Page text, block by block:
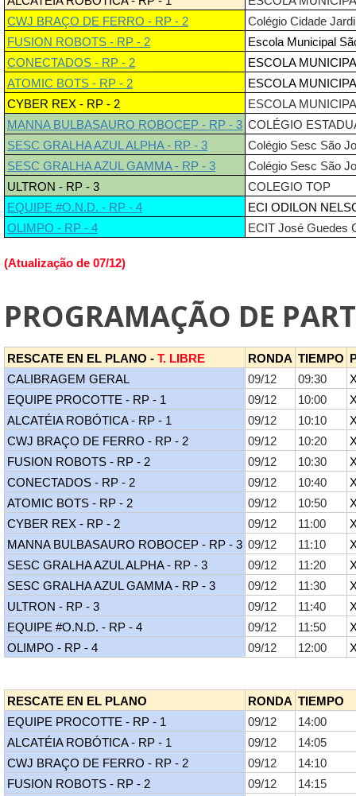
CWJ BRAÇO DE FERRO - RP - 2
Colégio Cidade
FUSION ROBOTS - RP - 2
Escola Municipal
CONECTADOS - RP - 2
ESCOLA
ATOMIC BOTS - RP - 2
ESCOLA
CYBER REX - RP - 2
ESCOLA
MANNA BULBASAURO ROBOCEP - RP - 3 COLÉGIO
SESC GRALHA AZUL ALPHA - RP - 3
Colégio Sesc São
SESC GRALHA AZUL GAMMA - RP - 3
Colégio Sesc São
ULTRON - RP - 3
COLEGIO TOP
EQUIPE #O.N.D. - RP - 4
ECI ODILON
OLIMPO - RP - 4
ECIT José Guedes
(Atualização de 07/12)
PROGRAMAÇÃO DE
RESCATE EN EL PLANO - T. LIBRE RONDA TIEMPO
CALIBRAGEM GERAL
09/12 09:30
EQUIPE PROCOTTE - RP - 1
09/12 10:00
ALCATÉIA ROBÓTICA - RP - 1
09/12 10:10
CWJ BRAÇO DE FERRO - RP - 2
09/12 10:20
FUSION ROBOTS - RP - 2
09/12 10:30
CONECTADOS - RP - 2
09/12 10:40
ATOMIC BOTS - RP - 2
09/12 10:50
CYBER REX - RP - 2
09/12 11:00
MANNA BULBASAURO ROBOCEP - RP - 3 09/12 11:10
SESC GRALHA AZUL ALPHA - RP - 3
09/12 11:20
SESC GRALHA AZUL GAMMA - RP - 3
09/12 11:30
ULTRON - RP - 3
09/12 11:40
EQUIPE #O.N.D. - RP - 4
09/12 11:50
OLIMPO - RP - 4
09/12 12:00
RESCATE EN EL PLANO RONDA TIEMPO
EQUIPE PROCOTTE - RP - 1
09/12
14:00
ALCATÉIA ROBÓTICA - RP - 1
09/12
14:05
CWJ BRAÇO DE FERRO - RP - 2
09/12
14:10
FUSION ROBOTS - RP - 2
09/12
14:15